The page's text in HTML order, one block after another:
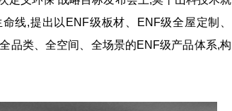
线,提出以ENF级板材、ENF级全屋定制、
品类、全空间、全场景的ENF级产品体系,构